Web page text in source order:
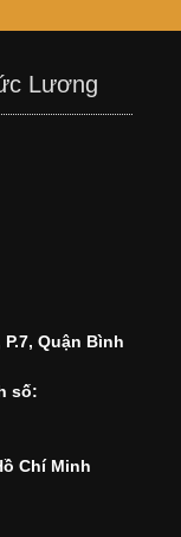
Lương
Quận Bình
số:
Chí Minh